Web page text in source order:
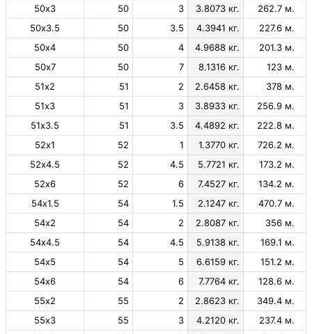
50х3
50 3 3.8073 кг.
262.7 м.
50х3.5
50 3.5 4.3941 кг.
227.6 м.
50х4
50 4 4.9688 кг.
201.3 м.
50х7
50 7 8.1316 кг.
123 м.
51х2
51 2 2.6458 кг.
378 м.
51х3
51 3 3.8933 кг.
256.9 м.
51х3.5
51 3.5 4.4892 кг.
222.8 м.
52х1
52 1 1.3770 кг.
726.2 м.
52х4.5
52 4.5 5.7721 кг.
173.2 м.
52х6
52 6 7.4527 кг.
134.2 м.
54х1.5
54 1.5 2.1247 кг.
470.7 м.
54х2
54 2 2.8087 кг.
356 м.
54х4.5
54 4.5 5.9138 кг.
169.1 м.
54х5
54 5 6.6159 кг.
151.2 м.
54х6
54 6 7.7764 кг.
128.6 м.
55х2
55 2 2.8623 кг.
349.4 м.
55х3
55 3 4.2120 кг.
237.4 м.